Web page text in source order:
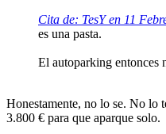
Cita de: TesY en 11
es una pasta.
El autoparking entonces
Honestamente, no lo se. No lo
3.800 € para que aparque solo.